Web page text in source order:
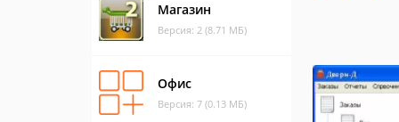
Магазин
Версия: 2 (8.71 МБ)
Офис
Версия: 7 (0.13 МБ)